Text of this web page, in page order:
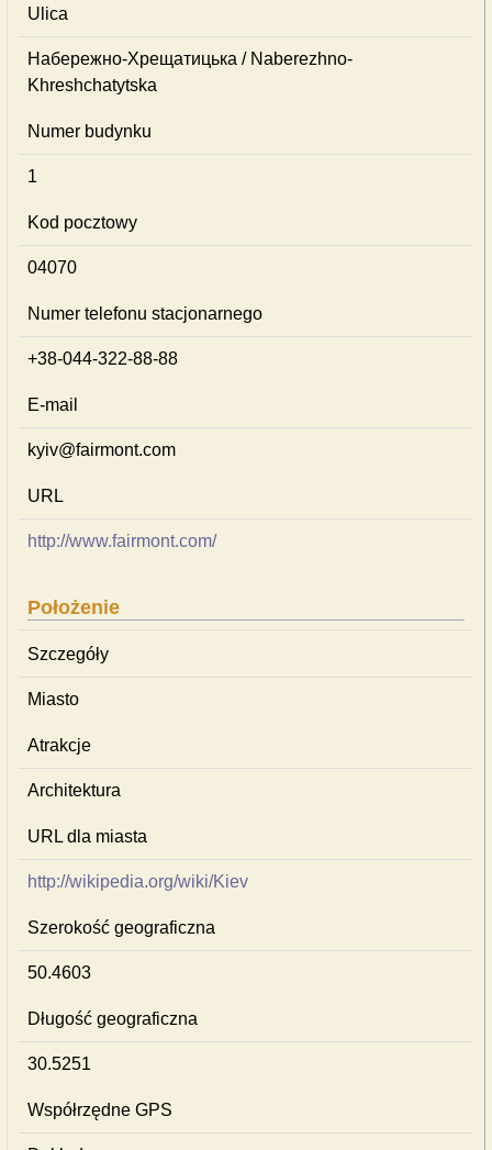
Ulica
Набережно-Хрещатицька / Naberezhno-
Khreshchatytska
Numer budynku
1
Kod pocztowy
04070
Numer telefonu stacjonarnego
+38-044-322-88-88
E-mail
kyiv@fairmont.com
URL
http://www.fairmont.com/
Położenie
Szczegóły
Miasto
Atrakcje
Architektura
URL dla miasta
http://wikipedia.org/wiki/Kiev
Szerokość geograficzna
50.4603
Długość geograficzna
30.5251
Współrzędne GPS